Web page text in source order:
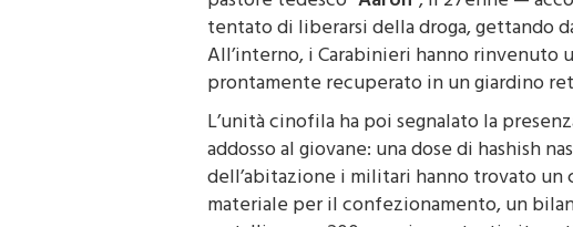
pastore tedesco “ Aaron ”, il 27enne —
tentato di liberarsi della droga, gettando
All’interno, i Carabinieri hanno rinvenuto
prontamente recuperato in un giardino
L’unità cinofila ha poi segnalato la
addosso al giovane: una dose di hashish
dell’abitazione i militari hanno trovato
materiale per il confezionamento, un